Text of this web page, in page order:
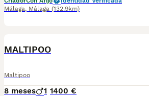
Málaga, Málaga (132.9km)
MALTIPOO
Maltipoo
8 meses 1 1400 €